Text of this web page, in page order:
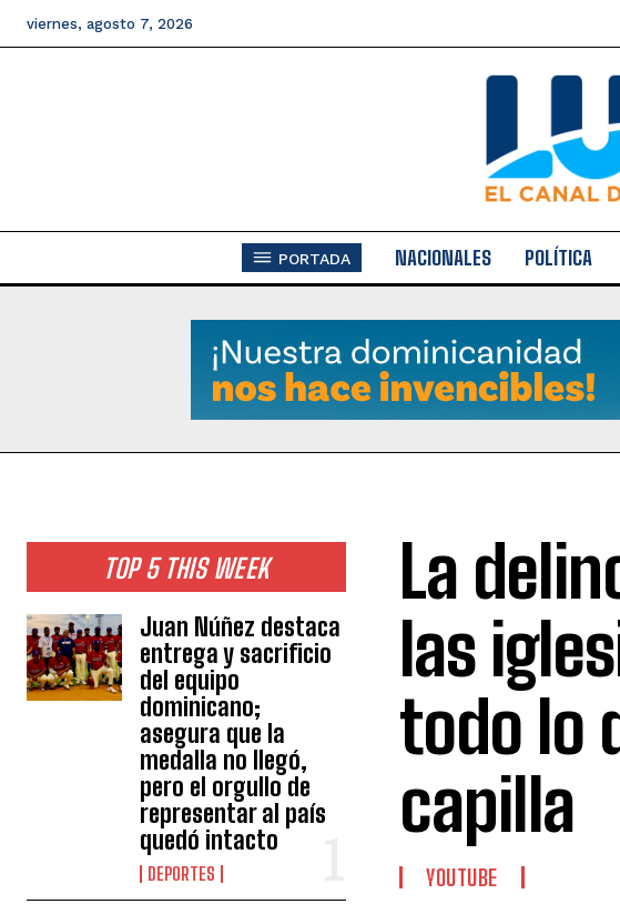
viernes, agosto 7, 2026
PORTADA NACIONALES POLÍTICA
TOP 5 THIS WEEK
Juan Núñez destaca
entrega y sacrificio
del equipo
dominicano;
asegura que la
medalla no llegó,
pero el orgullo de
representar al país
quedó intacto
DEPORTES
La
las
todo lo
capilla
YOUTUBE